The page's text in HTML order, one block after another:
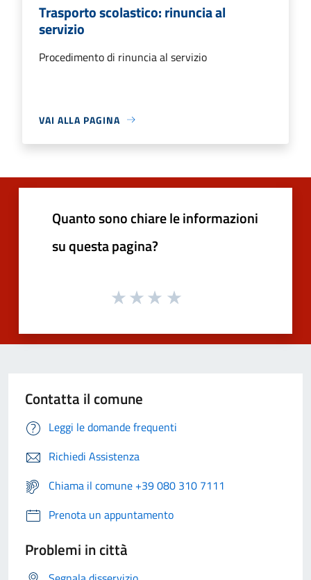
Trasporto scolastico: rinuncia al
servizio
Procedimento di rinuncia al servizio
VAI ALLA PAGINA
Quanto sono chiare le informazioni
su questa pagina?
Contatta il comune
Leggi le domande frequenti
Richiedi Assistenza
Chiama il comune +39 080 310 7111
Prenota un appuntamento
Problemi in città